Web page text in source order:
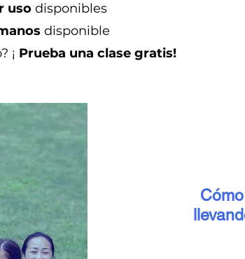
uso disponibles
disponible
¡ Prueba una clase gratis!